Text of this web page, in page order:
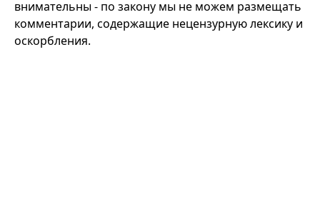
внимательны - по закону мы не можем размещать
комментарии, содержащие нецензурную лексику и
оскорбления.